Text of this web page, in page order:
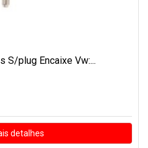
S/plug Encaixe Vw:...
detalhes